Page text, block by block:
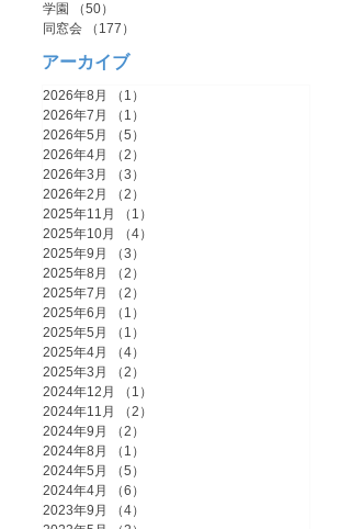
学園
（50）
同窓会
（177）
アーカイブ
2026年8月 （1）
2026年7月
（1）
2026年5月
（5）
2026年4月
（2）
2026年3月
（3）
2026年2月
（2）
2025年11月
（1）
2025年10月
（4）
2025年9月
（3）
2025年8月
（2）
2025年7月
（2）
2025年6月
（1）
2025年5月
（1）
2025年4月
（4）
2025年3月
（2）
2024年12月
（1）
2024年11月
（2）
2024年9月
（2）
2024年8月
（1）
2024年5月
（5）
2024年4月
（6）
2023年9月
（4）